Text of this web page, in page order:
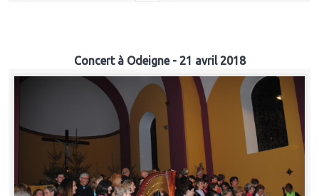
Concert à Odeigne - 21 avril 2018